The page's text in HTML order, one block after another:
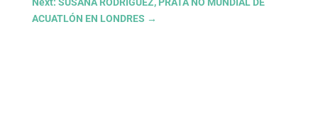
ACUATLÓN EN LONDRES →